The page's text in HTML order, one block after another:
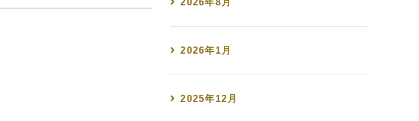
2026年8月
2026年1月
2025年12月